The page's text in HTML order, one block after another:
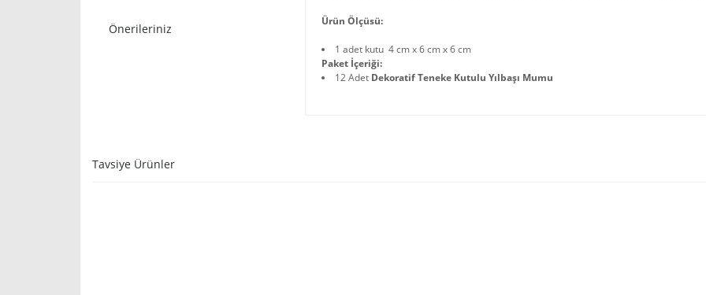
Önerileriniz
Ürün Ölçüsü:
1 adet kutu 4 cm x 6 cm x 6 cm
Paket İçeriği:
12 Adet Dekoratif Teneke Kutulu Yılbaşı Mumu
Tavsiye Ürünler